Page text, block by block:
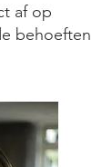
af op
behoeften